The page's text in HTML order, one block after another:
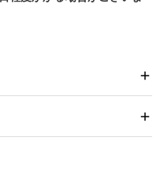
つだけ」のレシピ帳になります。
用紙も使いやすさにこだわりまし
楽しそうです。
場合は、商品が到着後60日